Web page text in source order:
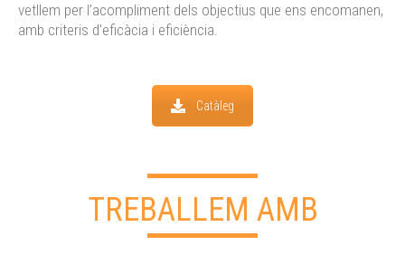
vetllem per l’acompliment dels objectius que ens encomanen,
amb criteris d’eficàcia i eficiència.
Catàleg
TREBALLEM AMB